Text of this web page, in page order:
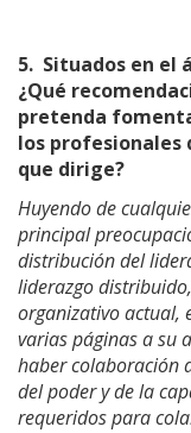
5. Situados en el
¿Qué
pretenda
los profesionales
que dirige?
Huyendo de
principal
distribución del
liderazgo
organizativo actual,
varias páginas a su
haber colaboración
del poder y de la
requeridos para